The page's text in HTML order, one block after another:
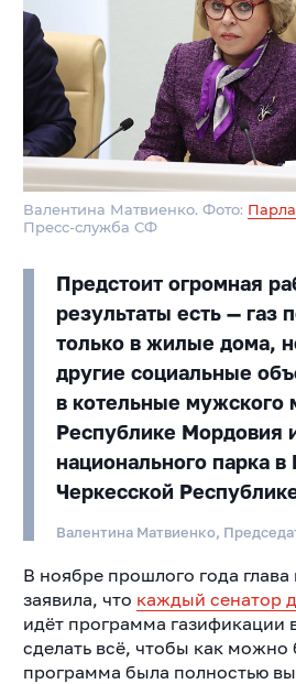
Валентина Матвиенко. Фото:
Пресс-служба СФ
Предстоит огромная
результаты есть — газ
только в жилые дома,
другие социальные
в котельные мужского
Республике Мордовия
национального парка в
Черкесской
Валентина Матвиенко,
В ноябре прошлого года
заявила, что каждый сенатор
идёт программа газификации
сделать всё, чтобы как можно
программа была полностью